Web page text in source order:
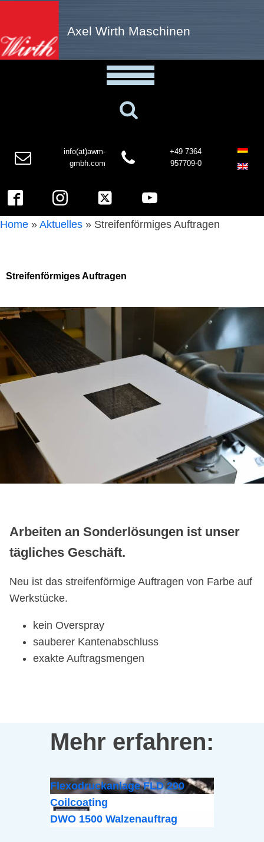
Axel Wirth Maschinen
info(at)awm-
gmbh.com
+49 7364
957709-0
Home » Aktuelles » Streifenförmiges Auftragen
Streifenförmiges Auftragen
Arbeiten an Sonderlösungen ist unser
tägliches Geschäft.
Neu ist das streifenförmige Auftragen von Farbe auf
Werkstücke.
kein Overspray
sauberer Kantenabschluss
exakte Auftragsmengen
Mehr erfahren:
Flexodruckanlage FLD 200
Coilcoating
DWO 1500 Walzenauftrag